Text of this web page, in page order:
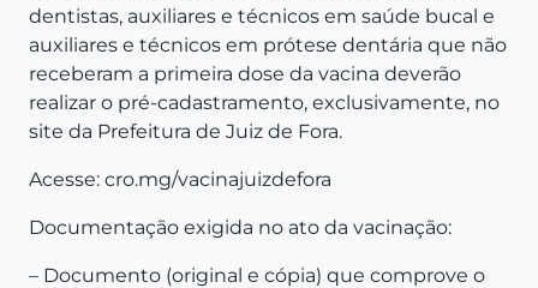
dentistas, auxiliares e técnicos em saúde bucal e
auxiliares e técnicos em prótese dentária que não
receberam a primeira dose da vacina deverão
realizar o pré-cadastramento, exclusivamente, no
site da Prefeitura de Juiz de Fora.
Acesse: cro.mg/vacinajuizdefora
Documentação exigida no ato da vacinação:
– Documento (original e cópia) que comprove o